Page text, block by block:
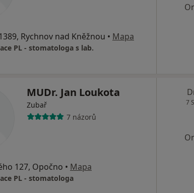
Rychnov nad Kněžnou • Mapa
PL - stomatologa s lab.
MUDr. Jan Loukota
Zubař
7 názorů
127, Opočno • Mapa
PL - stomatologa
7